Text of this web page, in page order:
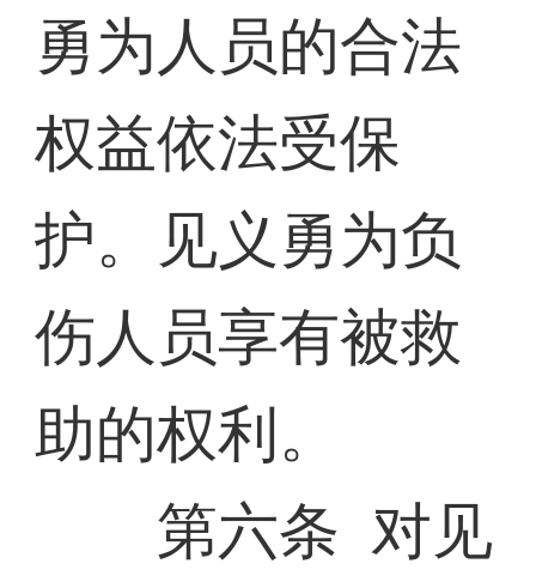
勇为人员的合法
权益依法受保
护。见义勇为负
伤人员享有被救
助的权利。
第六条 对见